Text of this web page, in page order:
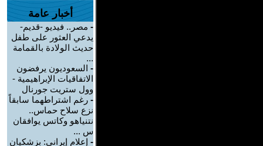
أخبار عامة
- مصر.. فيديو -قديم-
يدعي العثور على طفل
حديث الولادة بالقمامة
...
- السعوديون يرفضون
الاتفاقيات الإبراهيمية -
وول ستريت جورنال
- رغم اشتراطهما سابقاً
نزع سلاح حماس..
نتنياهو وكاتس يوافقان
س ...
- إعلام إيراني: بزشكيان